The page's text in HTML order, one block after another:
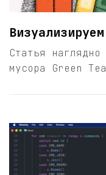
Визуализируем
Статья
мусора Green